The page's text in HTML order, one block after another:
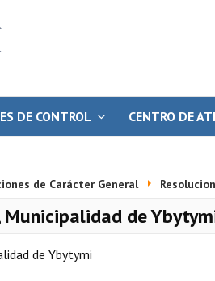
DE CONTROL CENTRO DE
de Carácter General
Municipalidad de
de Ybytymi